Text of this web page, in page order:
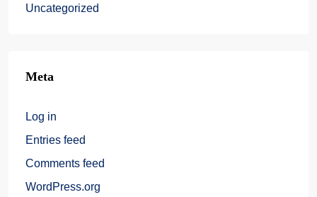
Uncategorized
Meta
Log in
Entries feed
Comments feed
WordPress.org